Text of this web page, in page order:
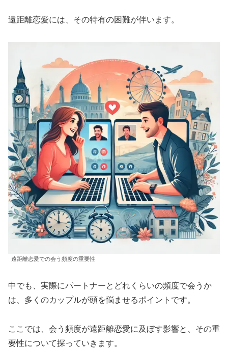
遠距離恋愛には、その特有の困難が伴います。
遠距離恋愛での会う頻度の重要性
中でも、実際にパートナーとどれくらいの頻度で会うか
は、多くのカップルが頭を悩ませるポイントです。
ここでは、会う頻度が遠距離恋愛に及ぼす影響と、その重
要性について探っていきます。